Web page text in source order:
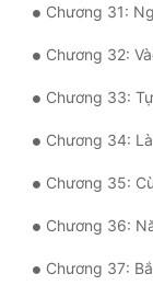
Chương 31:
Chương 32:
Chương 33:
Chương 34:
Chương 35:
Chương 36:
Chương 37: